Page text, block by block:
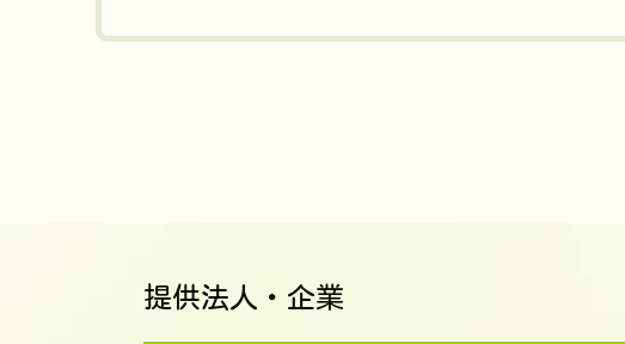
提供法人・企業